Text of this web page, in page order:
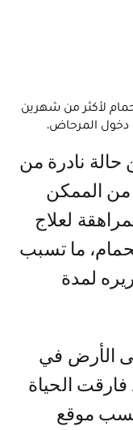
لأكثر من شهرين
الممكن
لعلاج
ما تسبب
لمدة
الأرض في
الحياة
موقع